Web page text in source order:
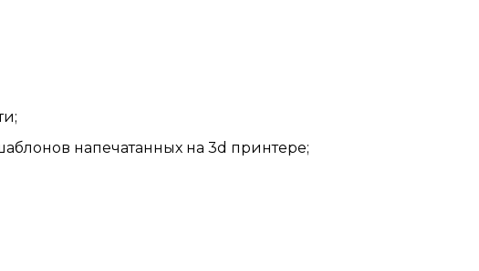
напечатанных на 3d принтере;